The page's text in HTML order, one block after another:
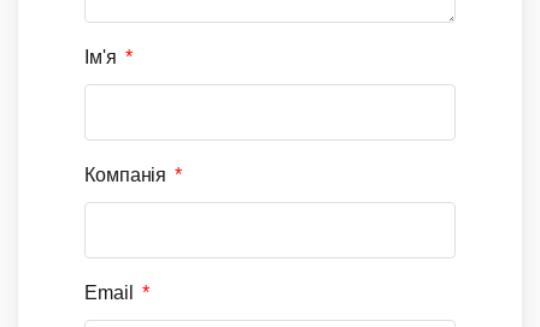
Ім'я
Компанія
Email